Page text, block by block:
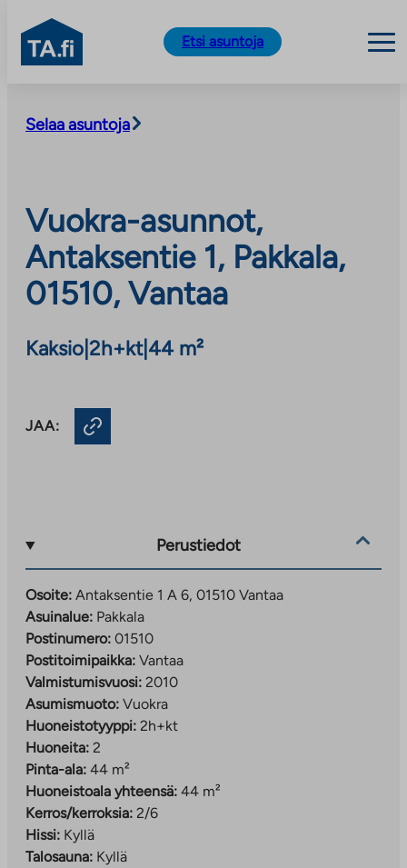
sisältöön
TA.fi
Etsi asuntoja
Selaa asuntoja
Vuokra-asunnot,
Antaksentie 1, Pakkala,
01510, Vantaa
Kaksio 2h+kt| 44 m²
JAA:
Perustiedot
Osoite: Antaksentie 1 A 6, 01510 Vantaa
Asuinalue: Pakkala
Postinumero: 01510
Postitoimipaikka: Vantaa
Valmistumisvuosi: 2010
Asumismuoto: Vuokra
Huoneistotyyppi: 2h+kt
Huoneita: 2
Pinta-ala: 44 m²
Huoneistoala yhteensä: 44 m²
Kerros/kerroksia: 2/6
Hissi: Kyllä
Talosauna: Kyllä